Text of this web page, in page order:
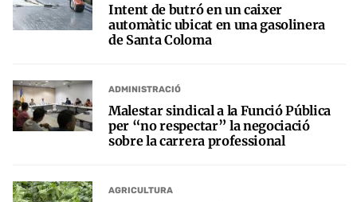
Intent de butró en un caixer
automàtic ubicat en una gasolinera
de Santa Coloma
ADMINISTRACIÓ
Malestar sindical a la Funció Pública
per “no respectar” la negociació
sobre la carrera professional
AGRICULTURA